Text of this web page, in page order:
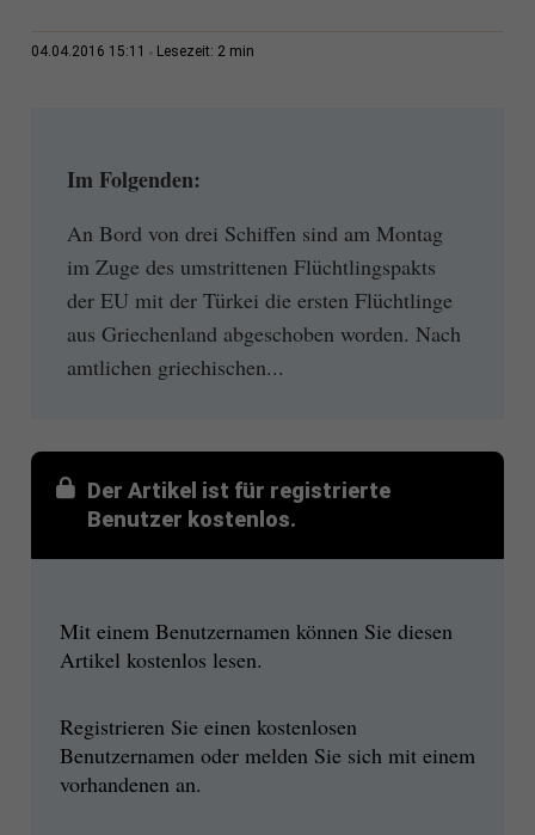
04.04.2016 15:11 Lesezeit: 2 min
Im Folgenden:
An Bord von drei Schiffen sind am Montag
im Zuge des umstrittenen Flüchtlingspakts
der EU mit der Türkei die ersten Flüchtlinge
aus Griechenland abgeschoben worden. Nach
amtlichen griechischen...
Der Artikel ist für registrierte
Benutzer kostenlos.
Mit einem Benutzernamen können Sie diesen
Artikel kostenlos lesen.
Registrieren Sie einen kostenlosen
Benutzernamen oder melden Sie sich mit einem
vorhandenen an.